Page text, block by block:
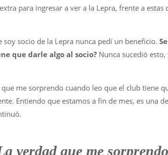
para ingresar a ver a la Lepra, frente a
soy socio de la Lepra nunca pedí un beneficio.
que darle algo al socio? Nunca sucedió
que me sorprendo cuando leo que el club tiene
Entiendo que estamos a fin de mes, es una
verdad que me